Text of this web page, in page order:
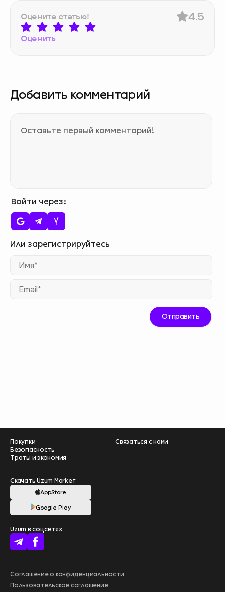
Оцените статью!
Оценить
4.5
Добавить комментарий
Войти через
Покупки
Безопасность
Траты и экономия
Связаться с нами
Скачать Uzum Market
AppStore
Google Play
Соглашение о конфиденциальности
Пользовательское соглашение
Uzum в соцсетях
Больше выгоды
с Uzum Bank
Помогите нам
стать лучше –
пройдите опрос